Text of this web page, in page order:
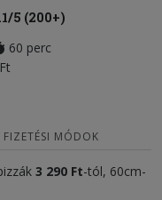
5 (200+)
60 perc
FIZETÉSI MÓDOK
3 290 Ft-tól, 60cm-